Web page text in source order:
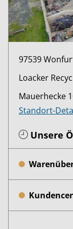
97539
Loacker
Mauerhecke
Standort-
Unsere